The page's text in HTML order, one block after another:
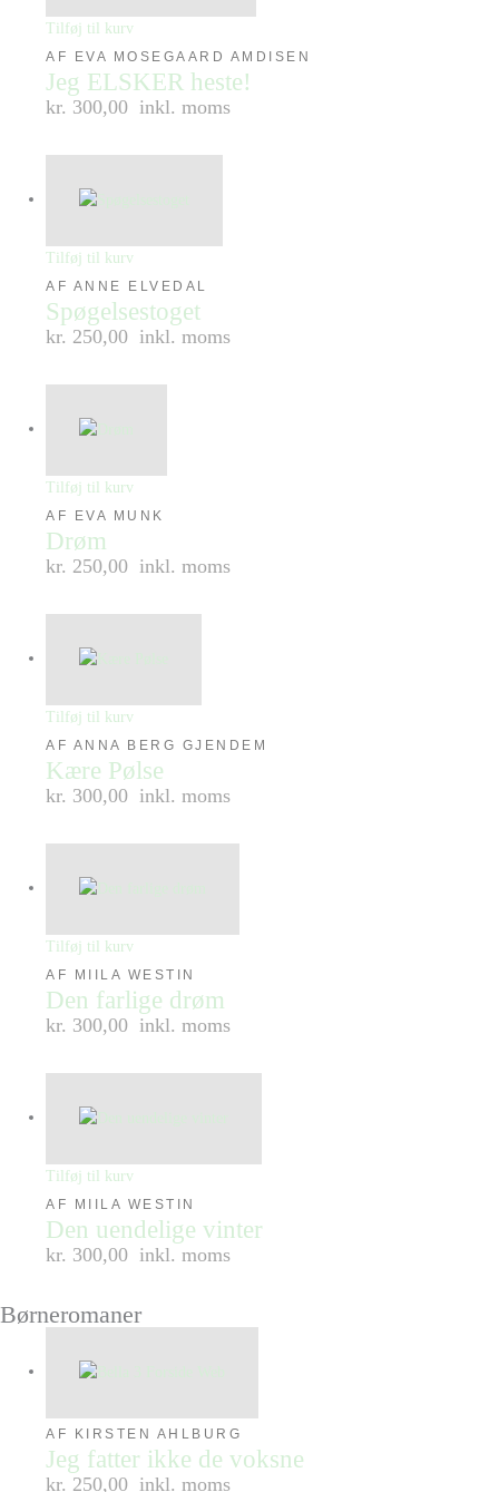
Tilføj til kurv
AF EVA MOSEGAARD AMDISEN
Jeg ELSKER heste!
kr. 300,00 inkl. moms
Tilføj til kurv
AF ANNE ELVEDAL
Spøgelsestoget
kr. 250,00 inkl. moms
Tilføj til kurv
AF EVA MUNK
Drøm
kr. 250,00 inkl. moms
Tilføj til kurv
AF ANNA BERG GJENDEM
Kære Pølse
kr. 300,00 inkl. moms
Tilføj til kurv
AF MIILA WESTIN
Den farlige drøm
kr. 300,00 inkl. moms
Tilføj til kurv
AF MIILA WESTIN
Den uendelige vinter
kr. 300,00 inkl. moms
Børneromaner
AF KIRSTEN AHLBURG
Jeg fatter ikke de voksne
kr. 250,00 inkl. moms